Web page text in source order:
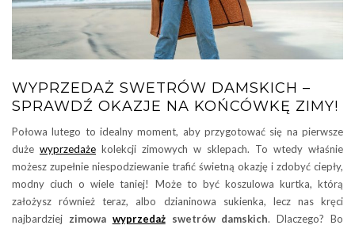
WYPRZEDAŻ SWETRÓW DAMSKICH –
SPRAWDŹ OKAZJE NA KOŃCÓWKĘ ZIMY!
Połowa lutego to idealny moment, aby przygotować się na pierwsze
duże wyprzedaże kolekcji zimowych w sklepach. To wtedy właśnie
możesz zupełnie niespodziewanie trafić świetną okazję i zdobyć ciepły,
modny ciuch o wiele taniej! Może to być koszulowa kurtka, którą
założysz również teraz, albo dzianinowa sukienka, lecz nas kręci
najbardziej zimowa wyprzedażswetrów damskich. Dlaczego? Bo